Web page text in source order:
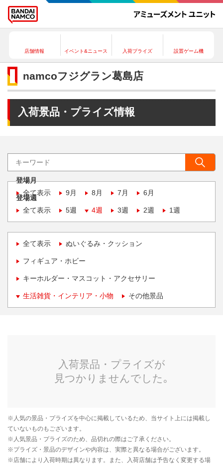
店舗情報 イベント&ニュース 入荷プライズ 設置ゲーム機
namcoフジグラン葛島店
入荷景品・プライズ情報
登場月
全て表示
9月 8月 7月 6月
登場週
全て表示
5週 4週 3週 2週 1週
全て表示 ぬいぐるみ・クッション
フィギュア・ホビー
キーホルダー・マスコット・アクセサリー
生活雑貨・インテリア・小物 その他景品